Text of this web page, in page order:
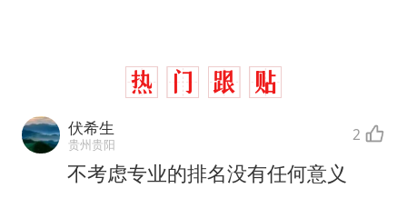
伏希生
贵州贵阳 2
不考虑专业的排名没有任何意义